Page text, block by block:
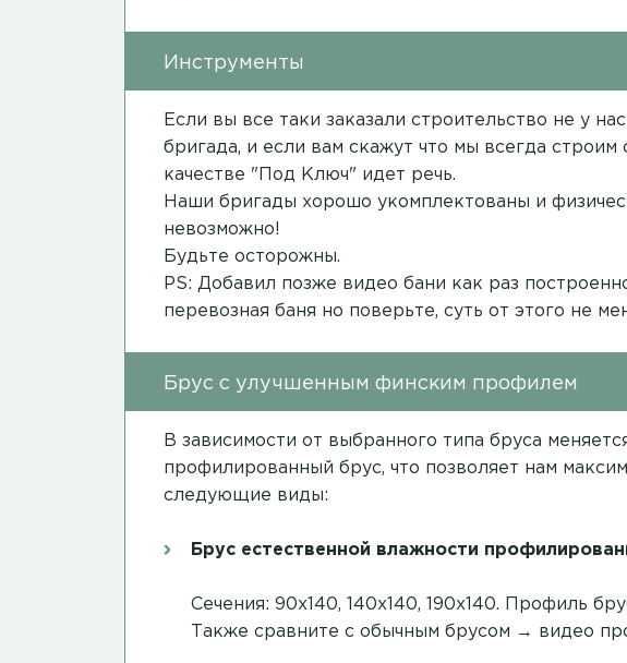
Инструменты
Если вы все таки заказали строительство не у
бригада, и если вам скажут что мы всегда
качестве "Под Ключ" идет речь.
Наши бригады хорошо укомплектованы и
невозможно!
Будьте осторожны.
PS: Добавил позже видео бани как раз
перевозная баня но поверьте, суть от этого не
Брус с улучшенным финским профилем
В зависимости от выбранного типа бруса
профилированный брус, что позволяет нам
следующие виды:
Брус естественной влажности
Сечения: 90х140, 140х140, 190х140. Профиль
Также сравните с обычным брусом → видео